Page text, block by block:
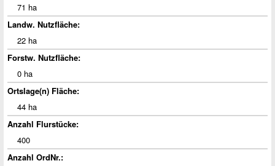
71 ha
Landw. Nutzfläche:
22 ha
Forstw. Nutzfläche:
0 ha
Ortslage(n) Fläche:
44 ha
Anzahl Flurstücke:
400
Anzahl OrdNr.: